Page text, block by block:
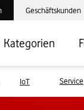
V-Hub Webseite: Zum
Verlassen der V-
Geschäftskunden
Kategorien
IoT Service